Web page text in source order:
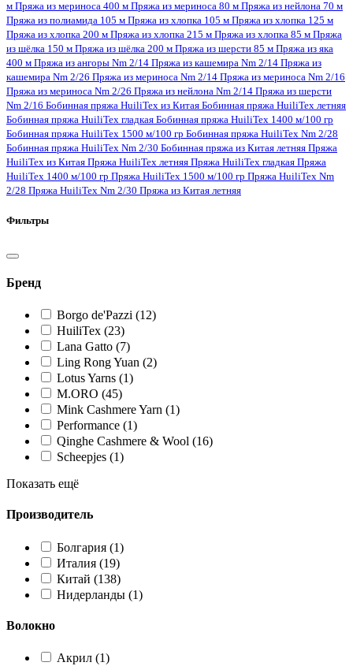
м Пряжа из мериноса 400 м Пряжа из мериноса 80 м Пряжа из нейлона 70 м
Пряжа из полиамида 105 м Пряжа из хлопка 105 м Пряжа из хлопка 125 м
Пряжа из хлопка 200 м Пряжа из хлопка 215 м Пряжа из хлопка 85 м Пряжа
из шёлка 150 м Пряжа из шёлка 200 м Пряжа из шерсти 85 м Пряжа из яка
400 м Пряжа из ангоры Nm 2/14 Пряжа из кашемира Nm 2/14 Пряжа из
кашемира Nm 2/26 Пряжа из мериноса Nm 2/14 Пряжа из мериноса Nm 2/16
Пряжа из мериноса Nm 2/26 Пряжа из нейлона Nm 2/14 Пряжа из шерсти
Nm 2/16 Бобинная пряжа HuiliTex из Китая Бобинная пряжа HuiliTex летняя
Бобинная пряжа HuiliTex гладкая Бобинная пряжа HuiliTex 1400 м/100 гр
Бобинная пряжа HuiliTex 1500 м/100 гр Бобинная пряжа HuiliTex Nm 2/28
Бобинная пряжа HuiliTex Nm 2/30 Бобинная пряжа из Китая летняя Пряжа
HuiliTex из Китая Пряжа HuiliTex летняя Пряжа HuiliTex гладкая Пряжа
HuiliTex 1400 м/100 гр Пряжа HuiliTex 1500 м/100 гр Пряжа HuiliTex Nm
2/28 Пряжа HuiliTex Nm 2/30 Пряжа из Китая летняя
Фильтры
Бренд
Borgo de'Pazzi (12)
HuiliTex (23)
Lana Gatto (7)
Ling Rong Yuan (2)
Lotus Yarns (1)
M.ORO (45)
Mink Cashmere Yarn (1)
Performance (1)
Qinghe Cashmere & Wool (16)
Scheepjes (1)
Показать ещё
Производитель
Болгария (1)
Италия (19)
Китай (138)
Нидерланды (1)
Волокно
Акрил (1)